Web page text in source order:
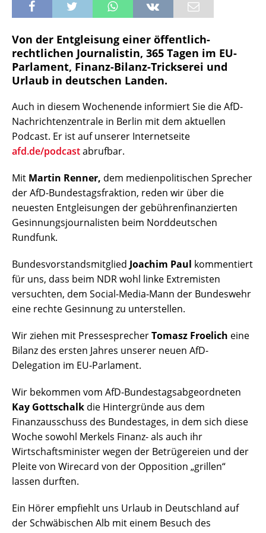
Von der Entgleisung einer öffentlich-
rechtlichen Journalistin, 365 Tagen im EU-
Parlament, Finanz-Bilanz-Trickserei und
Urlaub in deutschen Landen.
Auch in diesem Wochenende informiert Sie die AfD-
Nachrichtenzentrale in Berlin mit dem aktuellen
Podcast. Er ist auf unserer Internetseite
afd.de/podcastabrufbar.
Mit Martin Renner, dem medienpolitischen Sprecher
der AfD-Bundestagsfraktion, reden wir über die
neuesten Entgleisungen der gebührenfinanzierten
Gesinnungsjournalisten beim Norddeutschen
Rundfunk.
Bundesvorstandsmitglied Joachim Paul kommentiert
für uns, dass beim NDR wohl linke Extremisten
versuchten, dem Social-Media-Mann der Bundeswehr
eine rechte Gesinnung zu unterstellen.
Wir ziehen mit PressesprecherTomasz Froelich eine
Bilanz des ersten Jahres unserer neuen AfD-
Delegation im EU-Parlament.
Wir bekommen vom AfD-Bundestagsabgeordneten
Kay Gottschalk die Hintergründe aus dem
Finanzausschuss des Bundestages, in dem sich diese
Woche sowohl Merkels Finanz- als auch ihr
Wirtschaftsminister wegen der Betrügereien und der
Pleite von Wirecard von der Opposition „grillen“
lassen durften.
Ein Hörer empfiehlt uns Urlaub in Deutschland auf
der Schwäbischen Alb mit einem Besuch des